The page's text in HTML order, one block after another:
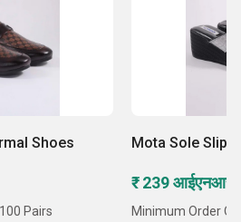
Shoes
Pairs
Mota Sole
₹ 239 आईएनआर
Minimum Order